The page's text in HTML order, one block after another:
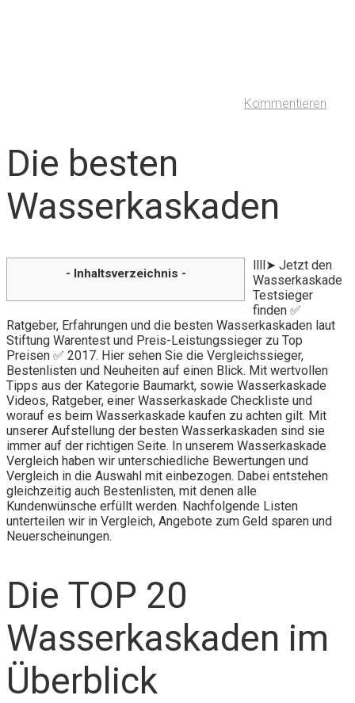
Kommentieren
Die besten
Wasserkaskaden
- Inhaltsverzeichnis -
llll➤ Jetzt den
Wasserkaskade
Testsieger
finden ✅
Ratgeber, Erfahrungen und die besten Wasserkaskaden laut
Stiftung Warentest und Preis-Leistungssieger zu Top
Preisen ✅ 2017. Hier sehen Sie die Vergleichssieger,
Bestenlisten und Neuheiten auf einen Blick. Mit wertvollen
Tipps aus der Kategorie Baumarkt, sowie Wasserkaskade
Videos, Ratgeber, einer Wasserkaskade Checkliste und
worauf es beim Wasserkaskade kaufen zu achten gilt. Mit
unserer Aufstellung der besten Wasserkaskaden sind sie
immer auf der richtigen Seite. In unserem Wasserkaskade
Vergleich haben wir unterschiedliche Bewertungen und
Vergleich in die Auswahl mit einbezogen. Dabei entstehen
gleichzeitig auch Bestenlisten, mit denen alle
Kundenwünsche erfüllt werden. Nachfolgende Listen
unterteilen wir in Vergleich, Angebote zum Geld sparen und
Neuerscheinungen.
Die TOP 20
Wasserkaskaden im
Überblick